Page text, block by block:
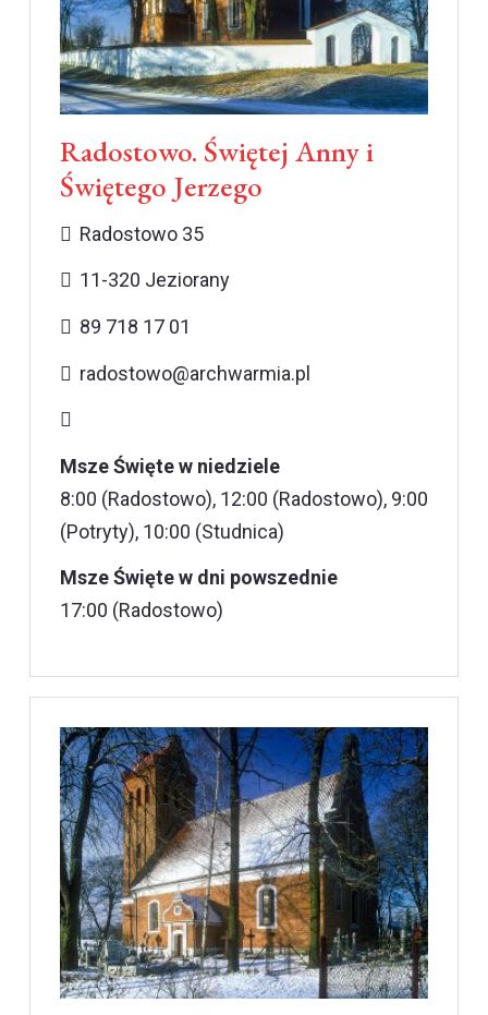
Radostowo. Świętej Anny i
Świętego Jerzego
Radostowo 35
11-320 Jeziorany
89 718 17 01
radostowo@archwarmia.pl
Msze Święte w niedziele
8:00 (Radostowo), 12:00 (Radostowo), 9:00
(Potryty), 10:00 (Studnica)
Msze Święte w dni powszednie
17:00 (Radostowo)